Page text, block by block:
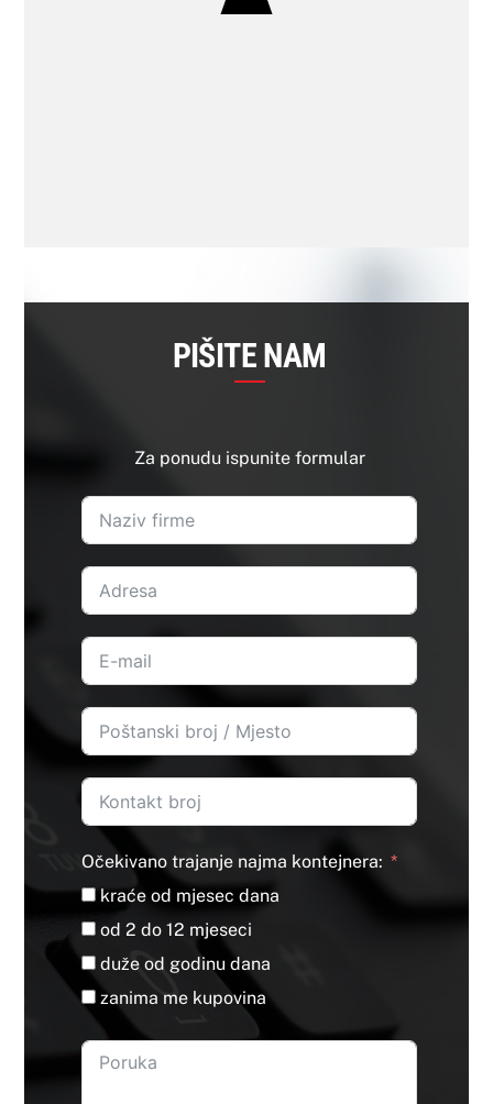
PIŠITE NAM
Za ponudu ispunite formular
Očekivano trajanje najma kontejnera:
kraće od mjesec dana
od 2 do 12 mjeseci
duže od godinu dana
zanima me kupovina